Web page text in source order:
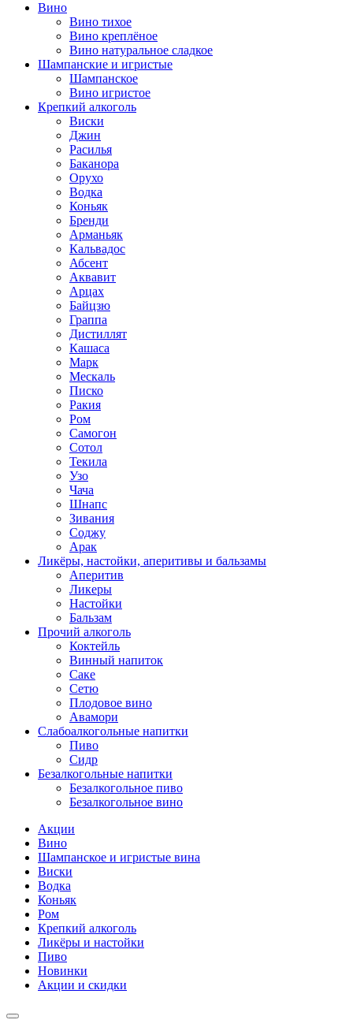
Вино
Вино тихое
Вино креплёное
Вино натуральное сладкое
Шампанские и игристые
Шампанское
Вино игристое
Крепкий алкоголь
Виски
Джин
Расилья
Баканора
Орухо
Водка
Коньяк
Бренди
Арманьяк
Кальвадос
Абсент
Аквавит
Арцах
Байцзю
Граппа
Дистиллят
Кашаса
Марк
Мескаль
Писко
Ракия
Ром
Самогон
Сотол
Текила
Узо
Чача
Шнапс
Зивания
Соджу
Арак
Ликёры, настойки, аперитивы и бальзамы
Аперитив
Ликеры
Настойки
Бальзам
Прочий алкоголь
Коктейль
Винный напиток
Саке
Сетю
Плодовое вино
Авамори
Слабоалкогольные напитки
Пиво
Сидр
Безалкогольные напитки
Безалкогольное пиво
Безалкогольное вино
Акции
Вино
Шампанское и игристые вина
Виски
Водка
Коньяк
Ром
Крепкий алкоголь
Ликёры и настойки
Пиво
Новинки
Акции и скидки